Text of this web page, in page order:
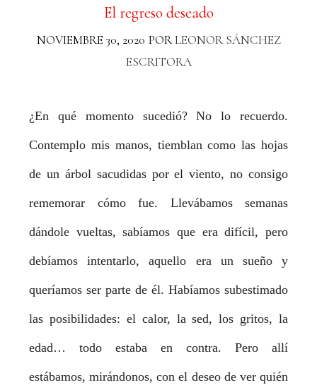
El regreso deseado
NOVIEMBRE 30, 2020 PORLEONOR SÁNCHEZ
ESCRITORA
¿En qué momento sucedió? No lo recuerdo.
Contemplo mis manos, tiemblan como las hojas
de un árbol sacudidas por el viento, no consigo
rememorar cómo fue. Llevábamos semanas
dándole vueltas, sabíamos que era difícil, pero
debíamos intentarlo, aquello era un sueño y
queríamos ser parte de él. Habíamos subestimado
las posibilidades: el calor, la sed, los gritos, la
edad… todo estaba en contra. Pero allí
estábamos, mirándonos, con el deseo de ver quién